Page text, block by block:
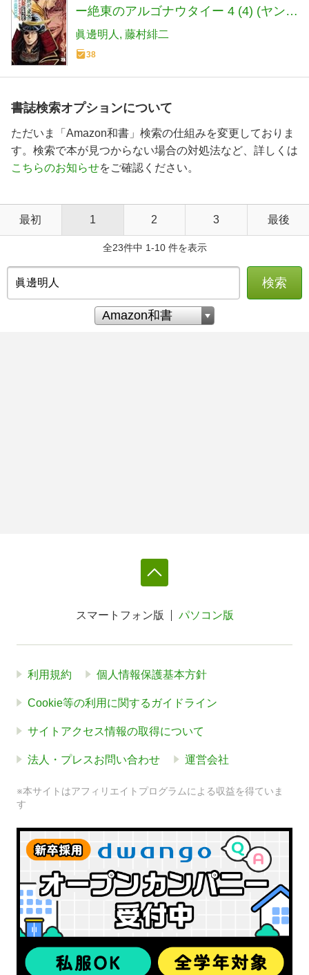
ー絶東のアルゴナウタイー 4 (4) (ヤング
チャンピオンコミックス)
眞邊明人 藤村緋二
38
書誌検索オプションについて
ただいま「Amazon和書」検索の仕組みを変更しておりま
す。検索で本が見つからない場合の対処法など、詳しくは
こちらのお知らせをご確認ください。
最初 1 2 3 最後
全23件中 1-10 件を表示
検索
スマートフォン版 パソコン版
利用規約 個人情報保護基本方針
Cookie等の利用に関するガイドライン
サイトアクセス情報の取得について
法人・プレスお問い合わせ 運営会社
※本サイトはアフィリエイトプログラムによる収益を得ていま
す